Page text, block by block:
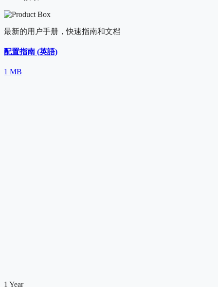
最新的用户手册，快速指南和文档
配置指南 (英語)
1 MB
1 Year